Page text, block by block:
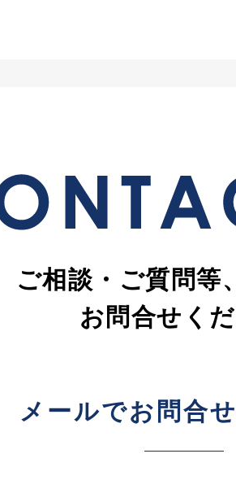
ご相談・ご質問等
お問合せく
メールでお問合